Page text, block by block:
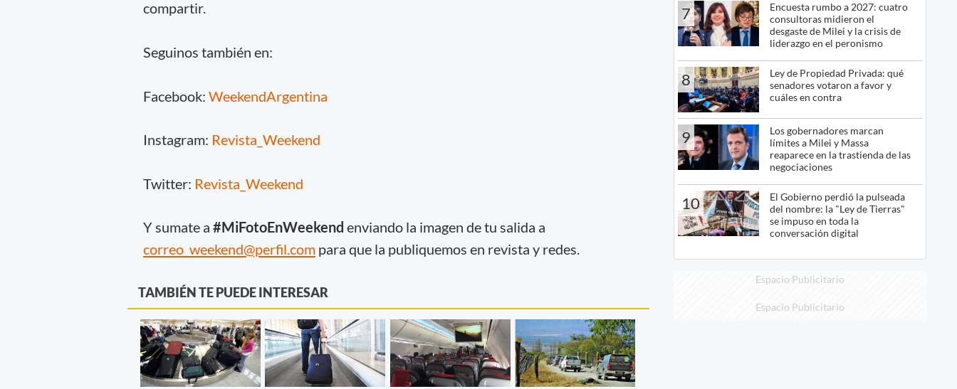
compartir.
Seguinos también en:
Facebook: WeekendArgentina
Instagram: Revista_Weekend
Twitter: Revista_Weekend
Y sumate a #MiFotoEnWeekend enviando la imagen de tu salida a
correo_weekend@perfil.compara que la publiquemos en revista y redes.
TAMBIÉN TE PUEDE INTERESAR
7
Encuesta rumbo a 2027: cuatro
consultoras midieron el
desgaste de Milei y la crisis de
liderazgo en el peronismo
8
Ley de Propiedad Privada: qué
senadores votaron a favor y
cuáles en contra
9
Los gobernadores marcan
límites a Milei y Massa
reaparece en la trastienda de las
negociaciones
10
El Gobierno perdió la pulseada
del nombre: la "Ley de Tierras"
se impuso en toda la
conversación digital
Espacio Publicitario
Espacio Publicitario